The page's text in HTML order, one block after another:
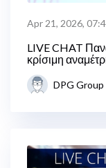
Apr 21, 2026,
LIVE CHAT
κρίσιμη
DPG Group